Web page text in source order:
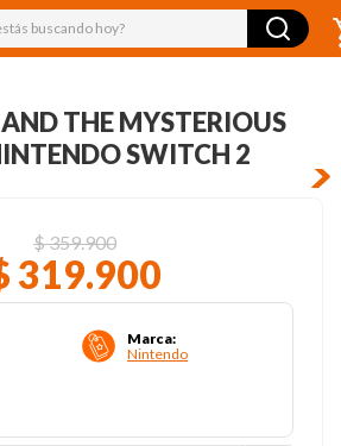
buscando hoy?
THE MYSTERIOUS
SWITCH 2
$359.900
319.900
Marca:
Nintendo